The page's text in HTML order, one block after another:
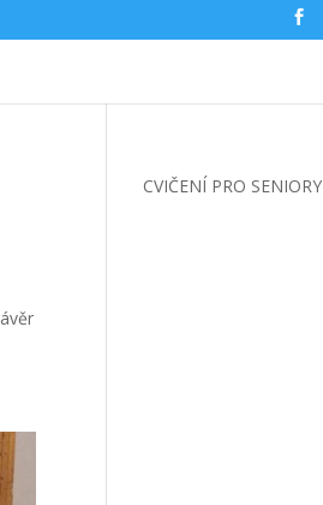
CVIČENÍ PRO SENIORY